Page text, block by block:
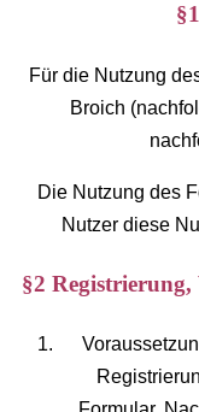
Für die Nutzung
Broich
Die Nutzung des
Nutzer diese
§2 Registrierung,